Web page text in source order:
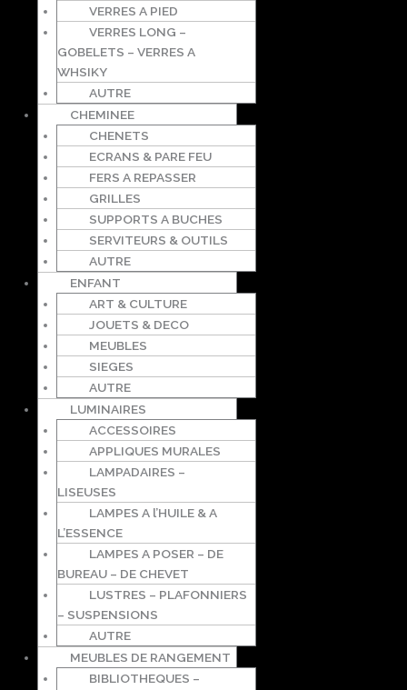
VERRES A PIED
VERRES LONG –
GOBELETS – VERRES A
WHSIKY
AUTRE
CHEMINEE
CHENETS
ECRANS & PARE FEU
FERS A REPASSER
GRILLES
SUPPORTS A BUCHES
SERVITEURS & OUTILS
AUTRE
ENFANT
ART & CULTURE
JOUETS & DECO
MEUBLES
SIEGES
AUTRE
LUMINAIRES
ACCESSOIRES
APPLIQUES MURALES
LAMPADAIRES –
LISEUSES
LAMPES A l’HUILE & A
L’ESSENCE
LAMPES A POSER – DE
BUREAU – DE CHEVET
LUSTRES – PLAFONNIERS
– SUSPENSIONS
AUTRE
MEUBLES DE RANGEMENT
BIBLIOTHEQUES –